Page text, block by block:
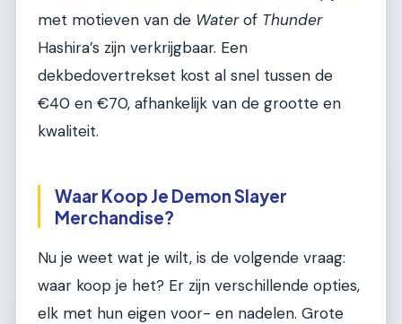
met motieven van de Waterof Thunder
Hashira’s zijn verkrijgbaar. Een
dekbedovertrekset kost al snel tussen de
€40 en €70, afhankelijk van de grootte en
kwaliteit.
Waar Koop Je Demon Slayer
Merchandise?
Nu je weet wat je wilt, is de volgende vraag:
waar koop je het? Er zijn verschillende opties,
elk met hun eigen voor- en nadelen. Grote